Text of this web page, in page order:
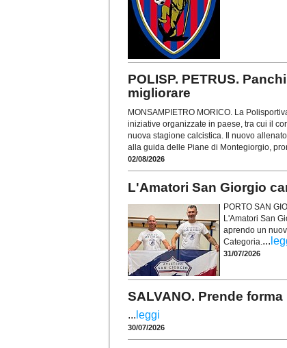
POLISP. PETRUS.
migliorare
MONSAMPIETRO MORICO. La
iniziative organizzate in paese, tra cui il
nuova stagione calcistica. Il nuovo
alla guida delle Piane di Montegiorgio,
02/08/2026
L'Amatori San Giorgio
PORTO SAN
L'Amatori San
aprendo un
Categoria....
31/07/2026
SALVANO. Prende
... leggi
30/07/2026